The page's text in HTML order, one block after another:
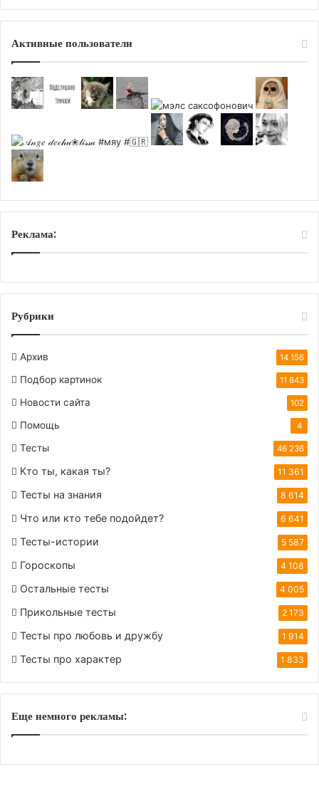
Активные пользователи
Реклама:
Рубрики
Архив 14 156
Подбор картинок 11 843
Новости сайта 102
Помощь 4
Тесты 46 236
Кто ты, какая ты? 11 361
Тесты на знания 8 614
Что или кто тебе подойдет? 6 641
Тесты-истории 5 587
Гороскопы 4 108
Остальные тесты 4 005
Прикольные тесты 2 173
Тесты про любовь и дружбу 1 914
Тесты про характер 1 833
Еще немного рекламы: